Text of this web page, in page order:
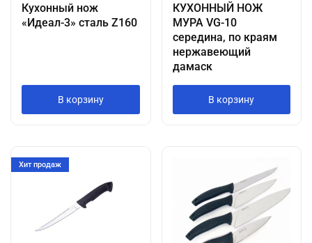
Кухонный нож
«Идеал-3» сталь Z160
В корзину
КУХОННЫЙ НОЖ
МУРА VG-10
середина, по краям
нержавеющий
дамаск
В корзину
Хит продаж